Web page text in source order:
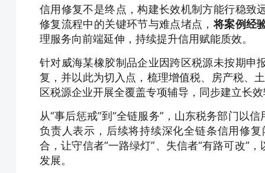
信用修复不是终点，构建长效机制方能行稳致
修复流程中的关键环节与难点堵点， 将案例经
理服务向前端延伸，持续提升信用赋能质效。
针对威海某橡胶制品企业因跨区税源未按期申
复，并以此为切入点，梳理增值税、房产税、
区税源企业开展全覆盖专项辅导，同步建立长
从“事后惩戒”到“全链服务”，山东税务部门以
负责人表示，后续将持续深化全链条信用修
合，让守信者“一路绿灯”、失信者“有路可改”
发展。